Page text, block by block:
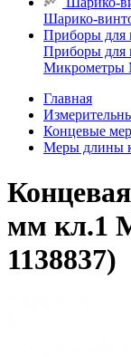
Шарико-
Приборы для
Приборы для
Главная
Концевые
Меры длины
мм кл.1
1138837)